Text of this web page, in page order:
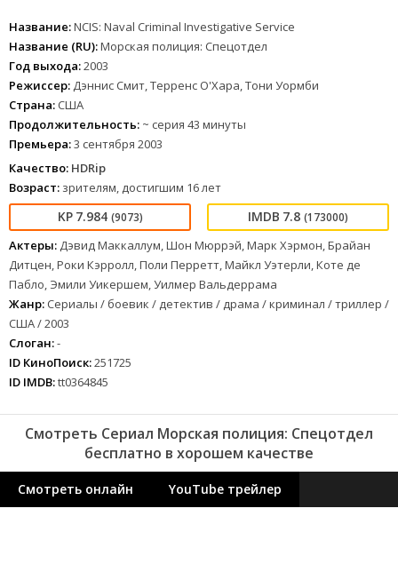
Название:NCIS: Naval Criminal Investigative Service
Название (RU):Морская полиция: Спецотдел
Год выхода:2003
Режиссер: Дэннис Смит, Терренс О'Хара, Тони Уормби
Страна: США
Продолжительность: ~ серия 43 минуты
Премьера:3 сентября 2003
Качество: HDRip
Возраст: зрителям, достигшим 16 лет
7.984 (9073) 7.8 (173000)
Актеры: Дэвид Маккаллум, Шон Мюррэй, Марк Хэрмон, Брайан
Дитцен, Роки Кэрролл, Поли Перретт, Майкл Уэтерли, Коте де
Пабло, Эмили Уикершем, Уилмер Вальдеррама
Жанр: Сериалы / боевик / детектив / драма / криминал / триллер /
США / 2003
Слоган:-
ID КиноПоиск:251725
ID IMDB:tt0364845
Смотреть Сериал Морская полиция: Спецотдел
бесплатно в хорошем качестве
Смотреть онлайн YouTube трейлер